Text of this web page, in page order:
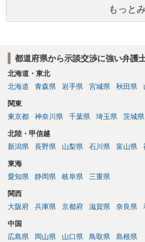
もっと
都道府県から示談交渉に強い弁護
北海道・東北
北海道
青森県 岩手県 宮城県 秋田県
関東
東京都
神奈川県 千葉県 埼玉県 茨城県
北陸・甲信越
新潟県
長野県 山梨県 石川県 富山県
東海
愛知県
静岡県 岐阜県 三重県
関西
大阪府
兵庫県 京都府 滋賀県 奈良県
中国
広島県
岡山県 山口県 鳥取県 島根県